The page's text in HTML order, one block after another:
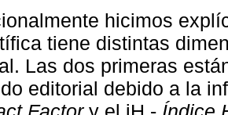
hicimos
tiene distintas
Las dos primeras
editorial debido a la